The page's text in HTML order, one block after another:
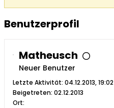
Benutzerprofil
Matheusch
Neuer Benutzer
Letzte Aktivität: 04.12.2013, 19:02
Beigetreten: 02.12.2013
Ort: